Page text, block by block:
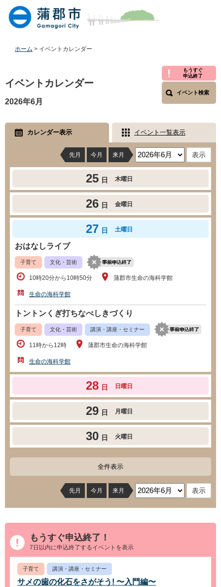
本
ホーム > イベントカレンダー
文
イベントカレンダー
もうすぐ
申込終了
イベント検索
2026年6月
カレンダー表示 イベント一覧表示
先月 今月 来月
25 日 木曜日
26 日 金曜日
27 日 土曜日
おはなしライブ
子育て 文化・芸術
10時20分から10時50分 蒲郡市生命の海科学館
生命の海科学館
トントンくぎ打ちなべしきづくり
子育て 文化・芸術 講演・講座・セミナー
11時から12時 蒲郡市生命の海科学館
生命の海科学館
28 日 日曜日
29 日 月曜日
30 日 火曜日
全件表示
先月 今月 来月
もうすぐ申込終了！
7日以内に申込終了するイベントを表示
子育て 講演・講座・セミナー
サメの歯の化石をさがそう! 〜入門編〜